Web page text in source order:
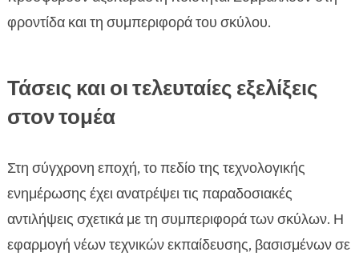
φροντίδα και τη συμπεριφορά του σκύλου.
Τάσεις και οι τελευταίες εξελίξεις
στον τομέα
Στη σύγχρονη εποχή, το πεδίο της τεχνολογικής
ενημέρωσης έχει ανατρέψει τις παραδοσιακές
αντιλήψεις σχετικά με τη συμπεριφορά των σκύλων. Η
εφαρμογή νέων τεχνικών εκπαίδευσης, βασισμένων σε